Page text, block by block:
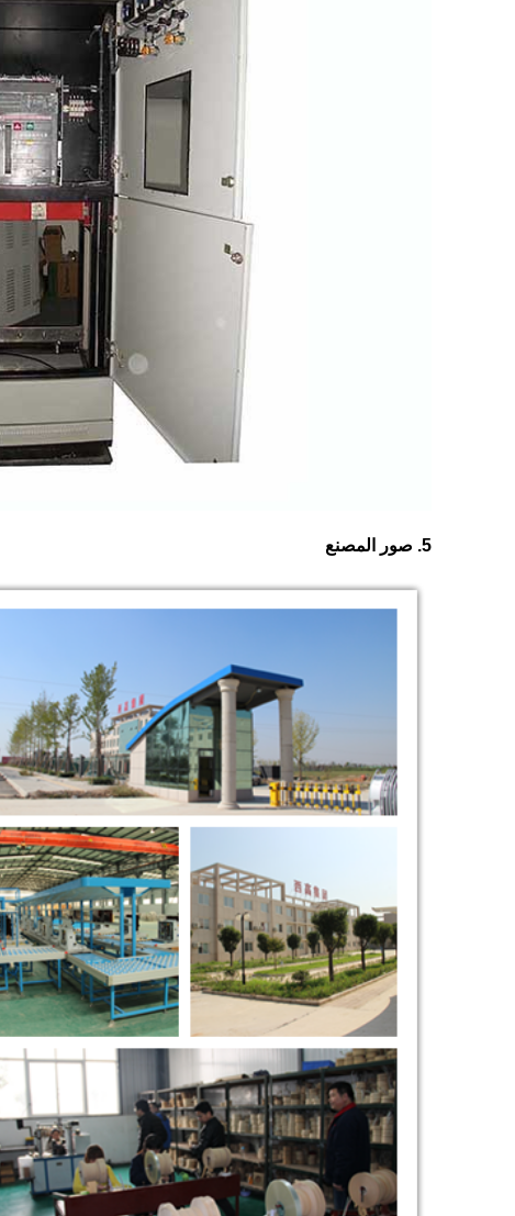
5. صور المصنع